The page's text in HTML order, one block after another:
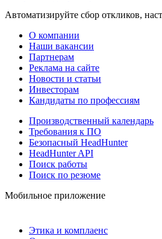
Автоматизируйте сбор откликов,
О компании
Наши вакансии
Партнерам
Реклама на сайте
Новости и статьи
Инвесторам
Кандидаты по профессиям
Производственный календарь
Требования к ПО
Безопасный HeadHunter
HeadHunter API
Поиск работы
Поиск по резюме
Мобильное приложение
Этика и комплаенс